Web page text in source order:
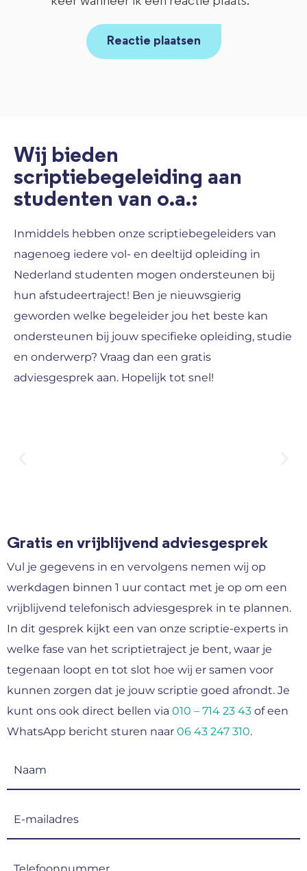
Wij bieden
scriptiebegeleiding aan
studenten van o.a.:
Inmiddels hebben onze scriptiebegeleiders van
nagenoeg iedere vol- en deeltijd opleiding in
Nederland studenten mogen ondersteunen bij
hun afstudeertraject! Ben je nieuwsgierig
geworden welke begeleider jou het beste kan
ondersteunen bij jouw specifieke opleiding, studie
en onderwerp? Vraag dan een gratis
adviesgesprek aan. Hopelijk tot snel!
Gratis en vrijblijvend adviesgesprek
Vul je gegevens in en vervolgens nemen wij op
werkdagen binnen 1 uur contact met je op om een
vrijblijvend telefonisch adviesgesprek in te plannen.
In dit gesprek kijkt een van onze scriptie-experts in
welke fase van het scriptietraject je bent, waar je
tegenaan loopt en tot slot hoe wij er samen voor
kunnen zorgen dat je jouw scriptie goed afrondt. Je
kunt ons ook direct bellen via 010 – 714 23 43 of een
WhatsApp bericht sturen naar 06 43 247 310.